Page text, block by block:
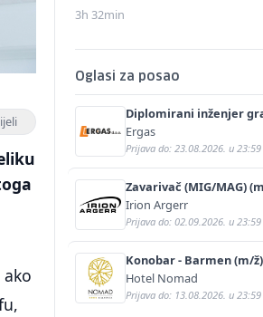
3h 32min
Oglasi za posao
Diplomirani inženjer
Ergas
Prijava do: 23.08.2026. u 23:59
Zavarivač (MIG/MAG)
Irion Argerr
Prijava do: 02.09.2026. u 23:59
Konobar - Barmen (m/ž)
Hotel Nomad
Prijava do: 13.08.2026. u 23:59